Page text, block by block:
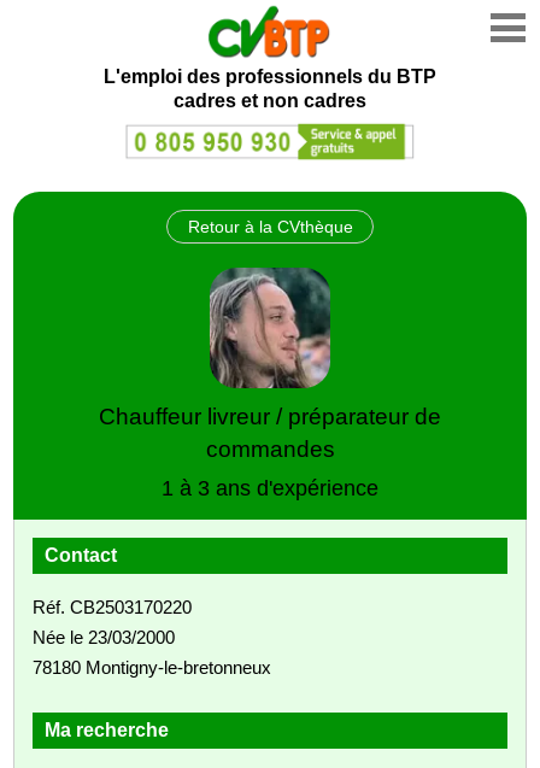
L'emploi des professionnels du BTP
cadres et non cadres
Retour à la CVthèque
Chauffeur livreur / préparateur de
commandes
1 à 3 ans d'expérience
Contact
Réf. CB2503170220
Née le 23/03/2000
78180 Montigny-le-bretonneux
Ma recherche